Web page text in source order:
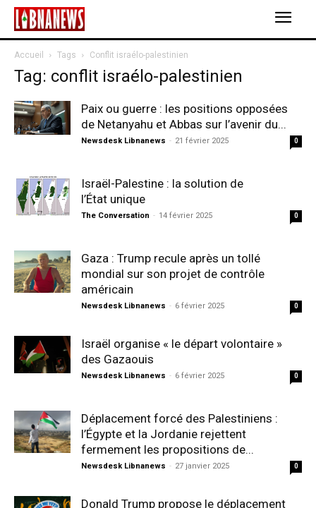
Accueil Tags Conflit israélo-palestinien
Tag: conflit israélo-palestinien
Paix ou guerre : les positions opposées
de Netanyahu et Abbas sur l’avenir du...
Newsdesk Libnanews - 21 février 2025 0
Israël-Palestine : la solution de
l’État unique
The Conversation - 14 février 2025 0
Gaza : Trump recule après un tollé
mondial sur son projet de contrôle
américain
Newsdesk Libnanews - 6 février 2025 0
Israël organise « le départ volontaire »
des Gazaouis
Newsdesk Libnanews - 6 février 2025 0
Déplacement forcé des Palestiniens :
l’Égypte et la Jordanie rejettent
fermement les propositions de...
Newsdesk Libnanews - 27 janvier 2025 0
Donald Trump propose le déplacement